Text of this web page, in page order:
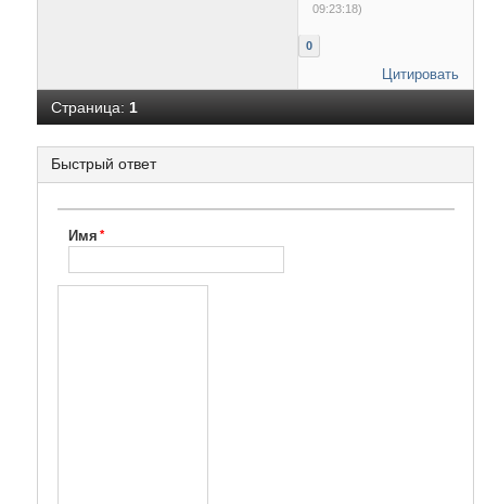
09:23:18)
0
Цитировать
Страница:1
Быстрый ответ
Имя